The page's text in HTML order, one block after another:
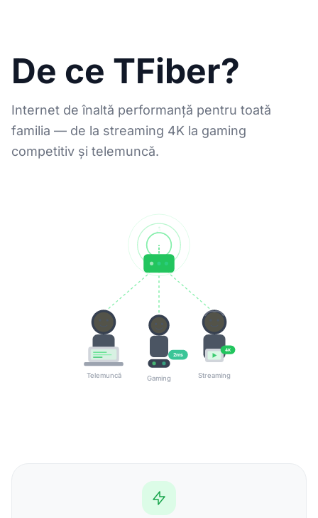
De ce TFiber?
Internet de înaltă performanță pentru toată
familia — de la streaming 4K la gaming
competitiv și telemuncă.
Telemuncă
2ms
Gaming
4K
Streaming